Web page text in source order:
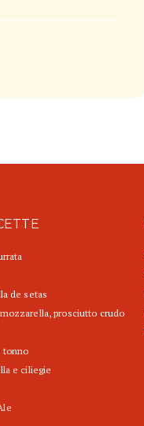
de setas
prosciutto crudo
tonno
e ciliegie